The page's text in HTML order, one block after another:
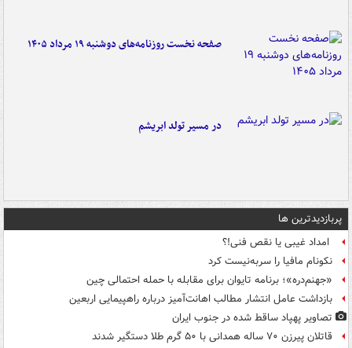
صفحه نخست روزنامه‌های دوشنبه ۱۹ مرداد ۱۴۰۵
در مسیر تولد ابریشم
پربازدیدترین ها
امداد غیبی یا نقص فنی!؟
نکونام مافیا را سربه‌نیست کرد
«جهنم‌دره»؛ برنامه تایوان برای مقابله با حمله احتمالی چین
بازداشت عامل انتشار مطالب اهانت‌آمیز درباره راهپیمایی اربعین
تصاویر پهپاد ساقط شده در جنوب ایران
قاتلان پیرزن ۷۰ ساله همدانی با ۵۰ گرم طلا دستگیر شدند